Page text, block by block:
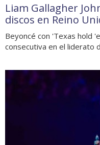
Liam Gallagher
discos en Reino
Beyoncé con 'Texas hold
consecutiva en el liderato